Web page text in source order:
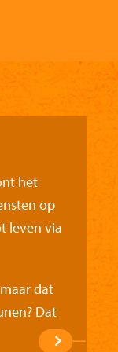
het
op
leven via
dat
Dat